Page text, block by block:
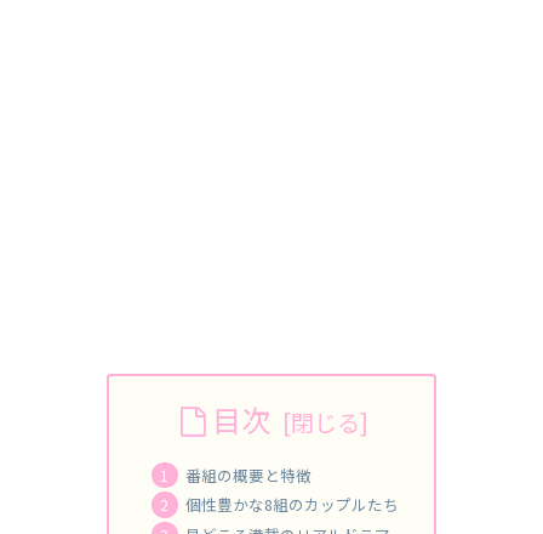
目次
番組の概要と特徴
個性豊かな8組のカップルたち